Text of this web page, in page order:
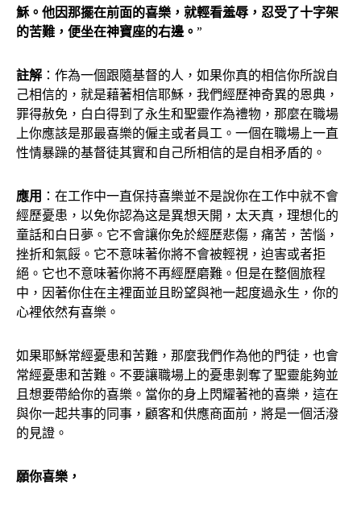
穌。他因那擺在前面的喜樂，就輕看羞辱，忍受了十字架
的苦難，便坐在神寶座的右邊。”
註解 ：作為一個跟隨基督的人，如果你真的相信你所說自
己相信的，就是藉著相信耶穌，我們經歷神奇異的恩典，
罪得赦免，白白得到了永生和聖靈作為禮物，那麼在職場
上你應該是那最喜樂的僱主或者員工。一個在職場上一直
性情暴躁的基督徒其實和自己所相信的是自相矛盾的。
應用 ：在工作中一直保持喜樂並不是說你在工作中就不會
經歷憂患，以免你認為这是異想天開，太天真，理想化的
童話和白日夢。它不會讓你免於經歷悲傷，痛苦，苦惱，
挫折和氣餒。它不意味著你將不會被輕視，迫害或者拒
絕。它也不意味著你將不再經歷磨難。但是在整個旅程
中，因著你住在主裡面並且盼望與祂一起度過永生，你的
心裡依然有喜樂。
如果耶穌常經憂患和苦難，那麼我們作為他的門徒，也會
常經憂患和苦難。不要讓職場上的憂患剝奪了聖靈能夠並
且想要帶給你的喜樂。當你的身上閃耀著祂的喜樂，這在
與你一起共事的同事，顧客和供應商面前，將是一個活潑
的見證。
願你喜樂，